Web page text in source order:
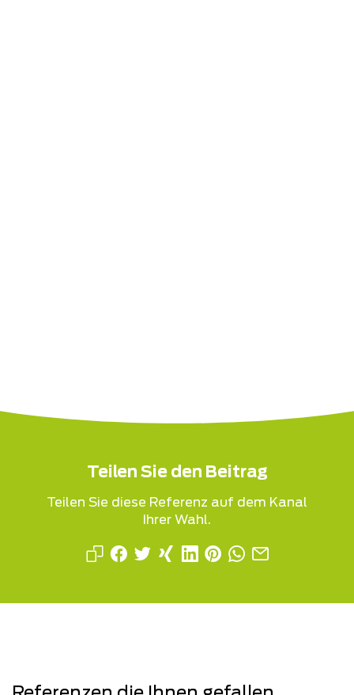
Teilen Sie den Beitrag
Teilen Sie diese Referenz auf dem Kanal
Ihrer Wahl.